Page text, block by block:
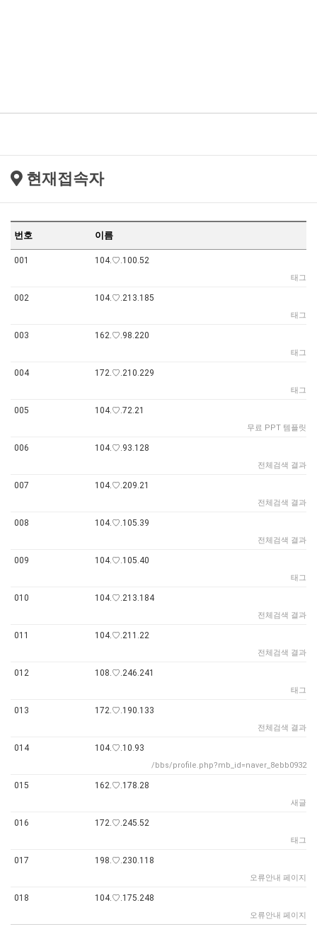
현재접속자
번호 이름
001 104.♡.100.52
태그
002 104.♡.213.185
태그
003 162.♡.98.220
태그
004 172.♡.210.229
태그
005 104.♡.72.21
무료 PPT 템플릿
006 104.♡.93.128
전체검색 결과
007 104.♡.209.21
전체검색 결과
008 104.♡.105.39
전체검색 결과
009 104.♡.105.40
태그
010 104.♡.213.184
전체검색 결과
011 104.♡.211.22
전체검색 결과
012 108.♡.246.241
태그
013 172.♡.190.133
전체검색 결과
014 104.♡.10.93
/bbs/profile.php?mb_id=naver_8ebb0932
015 162.♡.178.28
새글
016 172.♡.245.52
태그
017 198.♡.230.118
오류안내 페이지
018 104.♡.175.248
오류안내 페이지